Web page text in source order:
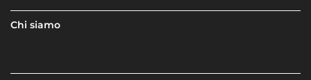
Chi siamo